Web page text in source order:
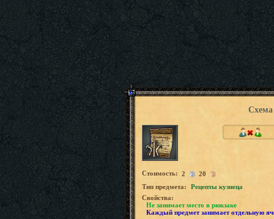
Стоимость: 2
20
Tип предмета:
Рецепты кузнеца
Свойства:
Не занимает место в рюкзаке
Каждый предмет занимает отдельную